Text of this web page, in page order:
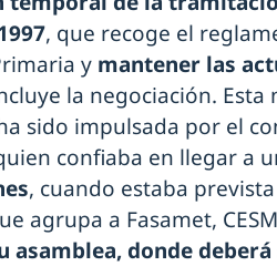
, que recoge el
y mantener las
la negociación.
sido impulsada por el
confiaba en llegar a
, cuando estaba
agrupa a Fasamet,
asamblea, donde